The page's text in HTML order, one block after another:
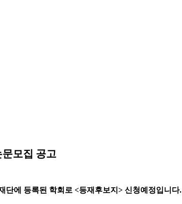
문모집 공고
단에 등록된 학회로 <등재후보지 > 신청예정입니다.